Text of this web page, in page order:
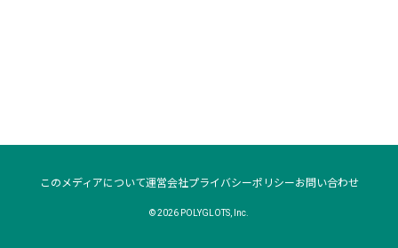
このメディアについて運営会社プライバシーポリシーお問い合わせ
© 2026 POLYGLOTS, Inc.